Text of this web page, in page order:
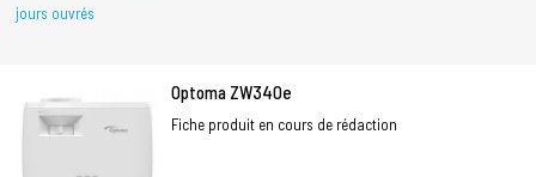
jours ouvrés
Optoma ZW340e
Fiche produit en cours de rédaction